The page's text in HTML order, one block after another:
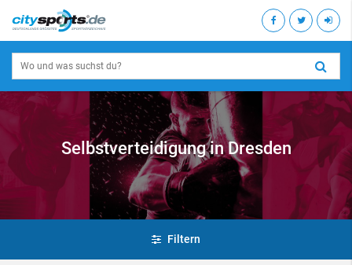
Selbstverteidigung in Dresden
Filtern